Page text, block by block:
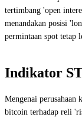
tertimbang 'open
menandakan posisi
permintaan spot tetap
Indikator
Mengenai perusahaan
bitcoin terhadap reli